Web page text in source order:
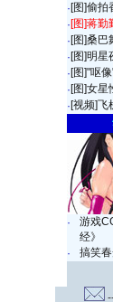
· [图]偷拍
·[图]蒋勤
· [图]桑巴
· [图]明星
· [图]"呕
· [图]女星
· [视频]飞
·
游戏
经》
·
搞笑春